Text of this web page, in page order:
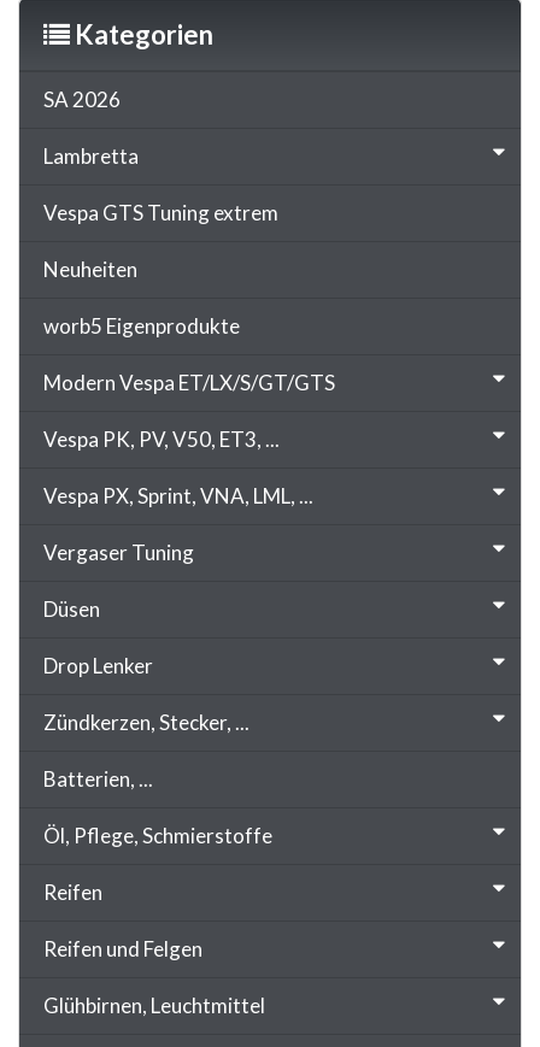
Kategorien
SA 2026
Lambretta
Vespa GTS Tuning extrem
Neuheiten
worb5 Eigenprodukte
Modern Vespa ET/LX/S/GT/GTS
Vespa PK, PV, V50, ET3, ...
Vespa PX, Sprint, VNA, LML, ...
Vergaser Tuning
Düsen
Drop Lenker
Zündkerzen, Stecker, ...
Batterien, ...
Öl, Pflege, Schmierstoffe
Reifen
Reifen und Felgen
Glühbirnen, Leuchtmittel